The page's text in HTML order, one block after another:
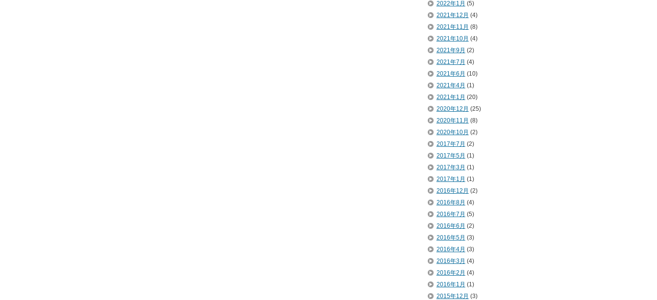
2022年1月 (5)
2021年12月 (4)
2021年11月 (8)
2021年10月 (4)
2021年9月 (2)
2021年7月 (4)
2021年6月 (10)
2021年4月 (1)
2021年1月 (20)
2020年12月 (25)
2020年11月 (8)
2020年10月 (2)
2017年7月 (2)
2017年5月 (1)
2017年3月 (1)
2017年1月 (1)
2016年12月 (2)
2016年8月 (4)
2016年7月 (5)
2016年6月 (2)
2016年5月 (3)
2016年4月 (3)
2016年3月 (4)
2016年2月 (4)
2016年1月 (1)
2015年12月 (3)